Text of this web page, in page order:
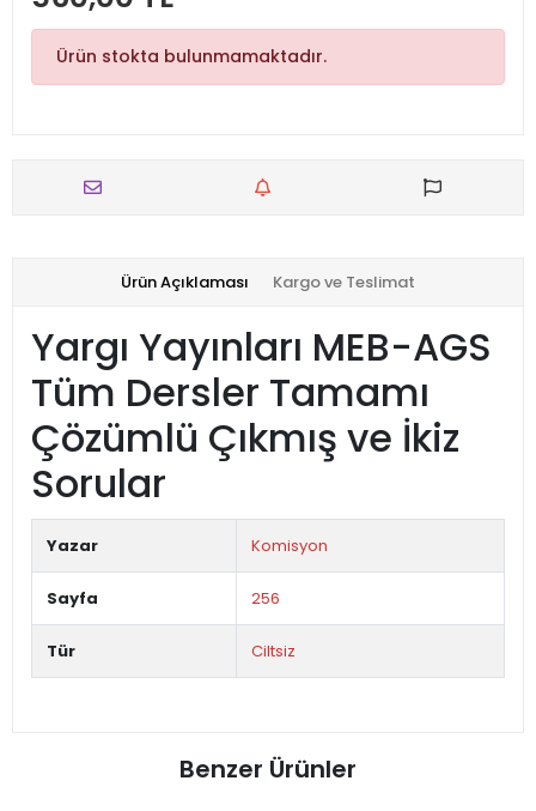
Ürün stokta bulunmamaktadır.
Ürün Açıklaması Kargo ve Teslimat
Yargı Yayınları MEB-AGS
Tüm Dersler Tamamı
Çözümlü Çıkmış ve İkiz
Sorular
Yazar Komisyon
Sayfa 256
Tür Ciltsiz
Benzer Ürünler